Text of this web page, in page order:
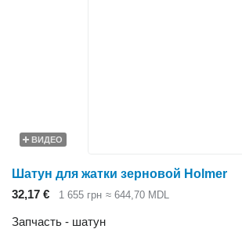
ВИДЕО
Шатун для жатки зерновой Holmer
32,17 €
1 655 грн ≈ 644,70 MDL
Запчасть - шатун